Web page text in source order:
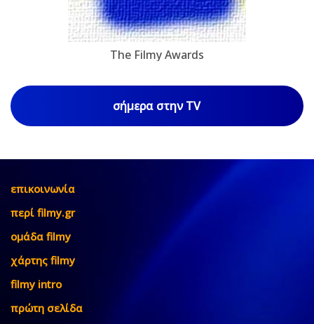
The Filmy Awards
σήμερα στην TV
επικοινωνία
περί filmy.gr
ομάδα filmy
χάρτης filmy
filmy intro
πρώτη σελίδα